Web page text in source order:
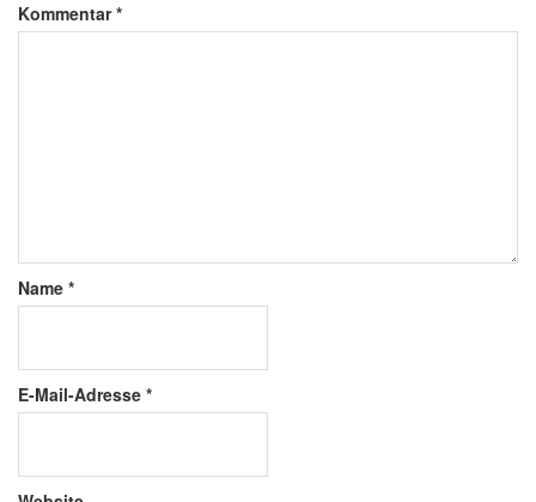
Kommentar*
Name *
E-Mail-Adresse *